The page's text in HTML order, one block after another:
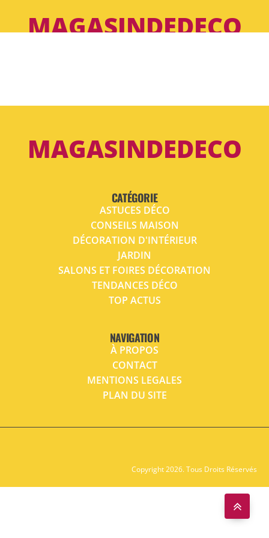
MAGASINDEDECO
MAGASINDEDECO
CATÉGORIE
ASTUCES DÉCO
CONSEILS MAISON
DÉCORATION D'INTÉRIEUR
JARDIN
SALONS ET FOIRES DÉCORATION
TENDANCES DÉCO
TOP ACTUS
NAVIGATION
À PROPOS
CONTACT
MENTIONS LEGALES
PLAN DU SITE
Copyright 2026. Tous Droits Réservés